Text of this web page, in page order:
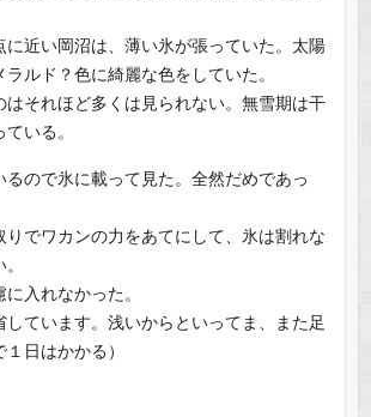
に近い岡沼は、薄い氷が張っていた。太陽
ルド？色に綺麗な色をしていた。
はそれほど多くは見られない。無雪期は干
いる。
るので氷に載って見た。全然だめであっ
りでワカンの力をあてにして、氷は割れな
入れなかった。
しています。浅いからといってま、また足
日はかかる）